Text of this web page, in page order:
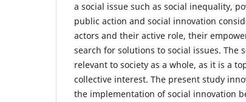
a social issue such as social inequality,
public action and social innovation
actors and their active role, their
search for solutions to social issues. The
relevant to society as a whole, as it is a
collective interest. The present study
the implementation of social innovation